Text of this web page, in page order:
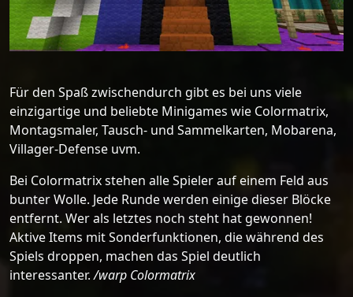
Für den Spaß zwischendurch gibt es bei uns viele
einzigartige und beliebte Minigames wie Colormatrix,
Montagsmaler, Tausch- und Sammelkarten, Mobarena,
Villager-Defense uvm.
Bei Colormatrix stehen alle Spieler auf einem Feld aus
bunter Wolle. Jede Runde werden einige dieser Blöcke
entfernt. Wer als letztes noch steht hat gewonnen!
Aktive Items mit Sonderfunktionen, die während des
Spiels droppen, machen das Spiel deutlich
interessanter./warp Colormatrix